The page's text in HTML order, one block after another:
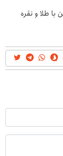
با طلا و نقره